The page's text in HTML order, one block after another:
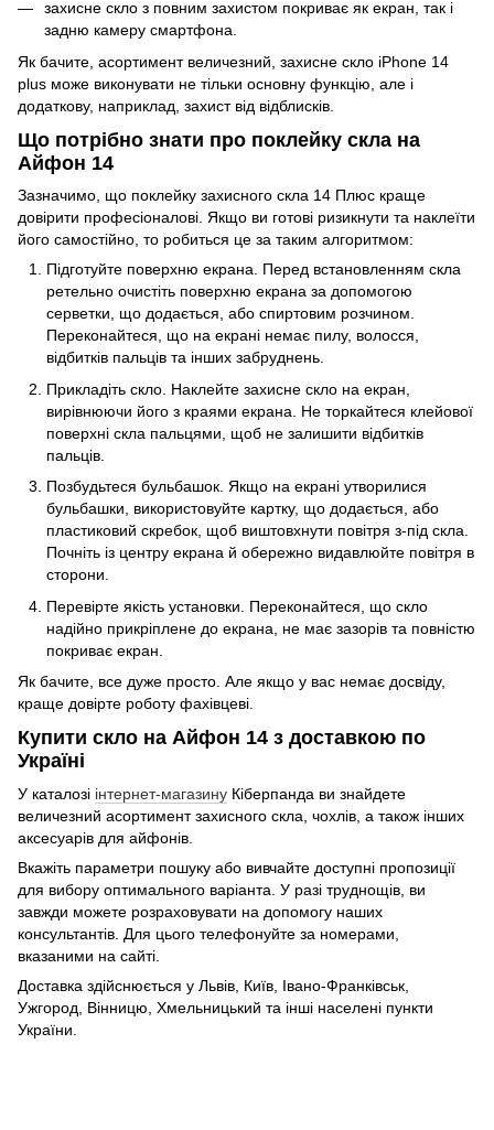
захисне скло з повним захистом покриває як екран, так і
задню камеру смартфона.
Як бачите, асортимент величезний, захисне скло iPhone 14
plus може виконувати не тільки основну функцію, але і
додаткову, наприклад, захист від відблисків.
Що потрібно знати про поклейку скла на
Айфон 14
Зазначимо, що поклейку захисного скла 14 Плюс краще
довірити професіоналові. Якщо ви готові ризикнути та наклеїти
його самостійно, то робиться це за таким алгоритмом:
Підготуйте поверхню екрана. Перед встановленням скла
ретельно очистіть поверхню екрана за допомогою
серветки, що додається, або спиртовим розчином.
Переконайтеся, що на екрані немає пилу, волосся,
відбитків пальців та інших забруднень.
Прикладіть скло. Наклейте захисне скло на екран,
вирівнюючи його з краями екрана. Не торкайтеся клейової
поверхні скла пальцями, щоб не залишити відбитків
пальців.
Позбудьтеся бульбашок. Якщо на екрані утворилися
бульбашки, використовуйте картку, що додається, або
пластиковий скребок, щоб виштовхнути повітря з-під скла.
Почніть із центру екрана й обережно видавлюйте повітря в
сторони.
Перевірте якість установки. Переконайтеся, що скло
надійно прикріплене до екрана, не має зазорів та повністю
покриває екран.
Як бачите, все дуже просто. Але якщо у вас немає досвіду,
краще довірте роботу фахівцеві.
Купити скло на Айфон 14 з доставкою по
Україні
У каталозі інтернет-магазину Кіберпанда ви знайдете
величезний асортимент захисного скла, чохлів, а також інших
аксесуарів для айфонів.
Вкажіть параметри пошуку або вивчайте доступні пропозиції
для вибору оптимального варіанта. У разі труднощів, ви
завжди можете розраховувати на допомогу наших
консультантів. Для цього телефонуйте за номерами,
вказаними на сайті.
Доставка здійснюється у Львів, Київ, Івано-Франківськ,
Ужгород, Вінницю, Хмельницький та інші населені пункти
України.